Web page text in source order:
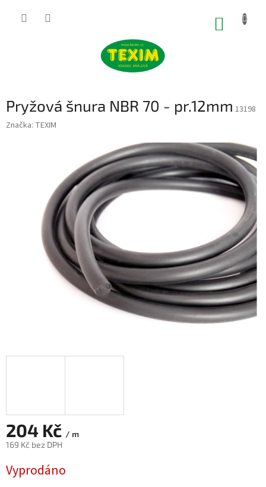
Pryžová šnura NBR 70 - pr.12mm 13198
Značka: TEXIM
204 Kč / m
169 Kč bez DPH
cena:
Vyprodáno